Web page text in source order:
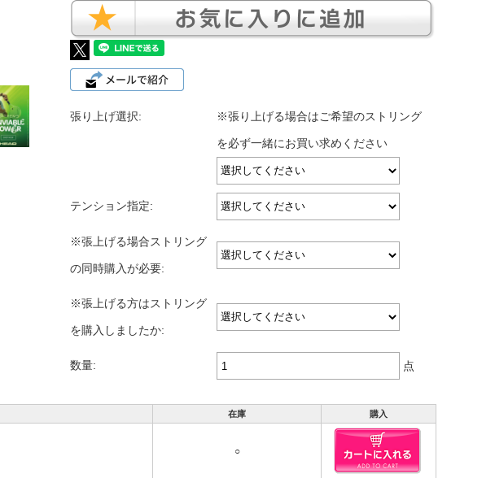
張り上げ選択: ※張り上げる場合はご希望のストリング
を必ず一緒にお買い求めください
テンション指定:
※張上げる場合ストリング
の同時購入が必要:
※張上げる方はストリング
を購入しましたか:
数量: 点
在庫 購入
○